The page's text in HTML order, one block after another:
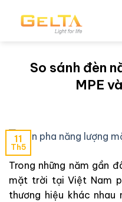
So sánh đèn
MPE
11
Th5
Trong những năm gần
mặt trời tại Việt Nam
thương hiệu khác